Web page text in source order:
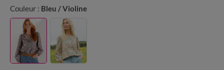
Couleur : Bleu / Violine